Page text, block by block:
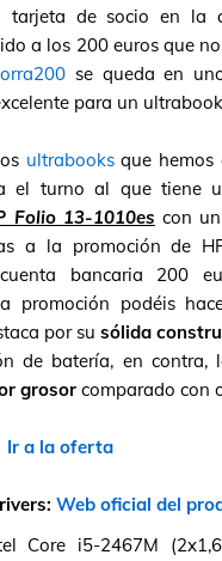
tarjeta de socio en la
a los 200 euros que
se queda en
para un
ultrabooksque hemos
el turno al que tiene
Folio 13-1010es con un
a la promoción de
bancaria 200
promoción podéis
por su sólida
de batería, en contra,
grosor comparado con
Ir a la oferta
Web oficial del
Core i5-2467M